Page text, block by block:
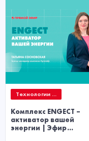
Технологии ...
Комплекс ENGECT –
активатор вашей
энергии | Эфир...